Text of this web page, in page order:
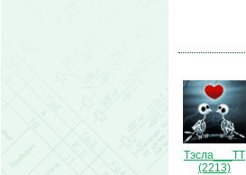
Тэсла___ТТ
(2213)